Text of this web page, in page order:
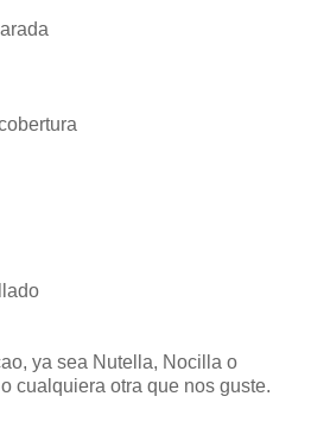
ya sea Nutella, Nocilla o
cualquiera otra que nos guste.